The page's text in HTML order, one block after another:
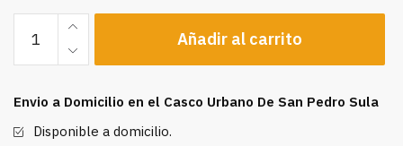
Shampoo
V05
Sulfate
370ml
cantidad
Añadir al carrito
Envio a Domicilio en el Casco Urbano De San Pedro Sula
Disponible a domicilio.